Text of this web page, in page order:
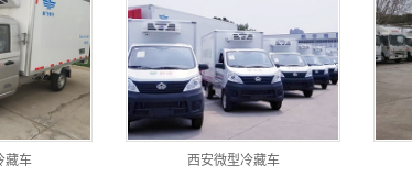
藏车 西安微型冷藏车